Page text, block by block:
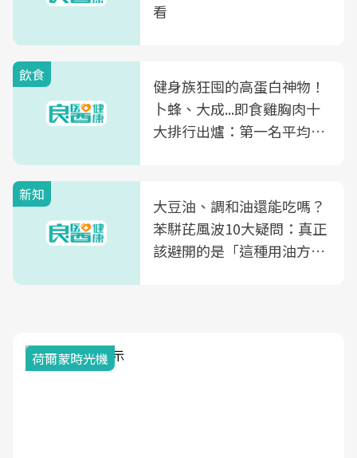
看
飲食
健身族狂囤的高蛋白神物！
卜蜂、大成...即食雞胸肉十
大排行出爐：第一名平均一
新知
大豆油、調和油還能吃嗎？
苯駢芘風波10大疑問：真正
該避開的是「這種用油方
荷爾蒙時光機